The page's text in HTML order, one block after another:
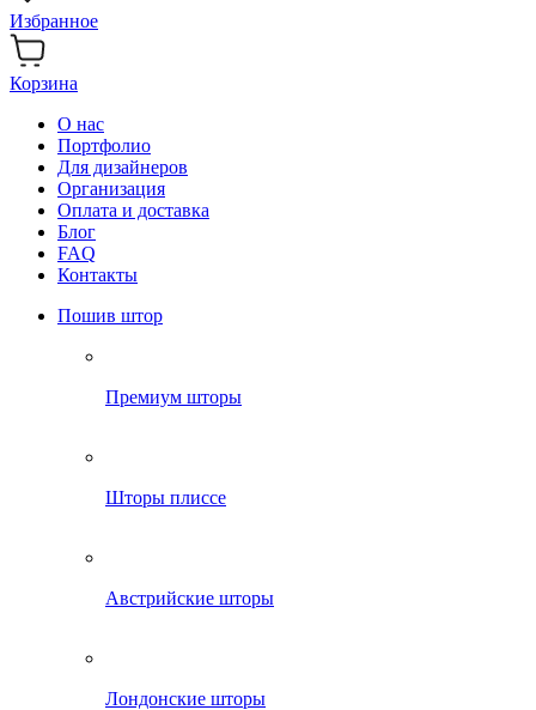
Избранное
Корзина
О нас
Портфолио
Для дизайнеров
Организация
Оплата и доставка
Блог
FAQ
Контакты
Пошив штор
Премиум шторы
Шторы плиссе
Австрийские шторы
Лондонские шторы